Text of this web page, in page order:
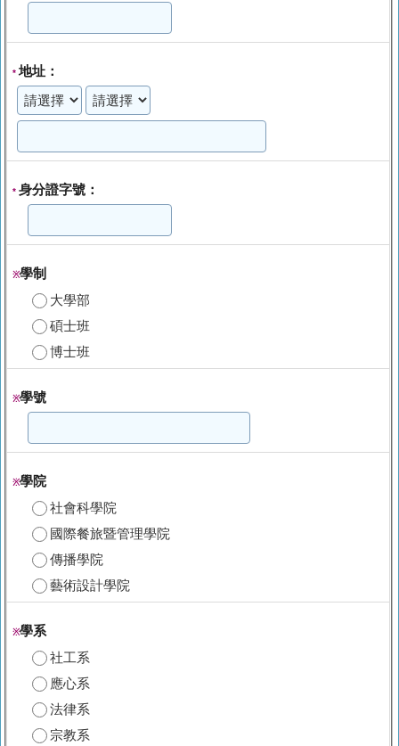
*地址：
* 身分證字號：
※學制
大學部
碩士班
博士班
※學號
※學院
社會科學院
國際餐旅暨管理學院
傳播學院
藝術設計學院
※學系
社工系
應心系
法律系
宗教系